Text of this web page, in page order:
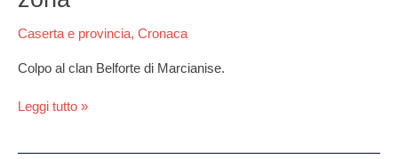
Caserta e provincia, Cronaca
Colpo al clan Belforte di Marcianise.
Leggi tutto »